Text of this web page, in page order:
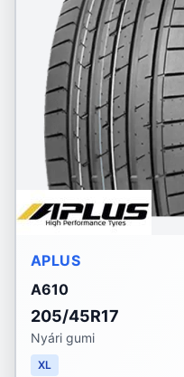
APLUS
A610
205/45R17
Nyári gumi
XL